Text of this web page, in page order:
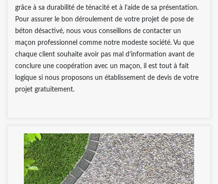
grâce à sa durabilité de ténacité et à l’aide de sa présentation.
Pour assurer le bon déroulement de votre projet de pose de
béton désactivé, nous vous conseillons de contacter un
maçon professionnel comme notre modeste société. Vu que
chaque client souhaite avoir pas mal d’information avant de
conclure une coopération avec un maçon, il est tout à fait
logique si nous proposons un établissement de devis de votre
projet gratuitement.